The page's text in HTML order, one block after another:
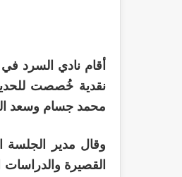
نقدية خُصصت
محمد جسام وسعد
وقال مدير الجلسة
القصيرة